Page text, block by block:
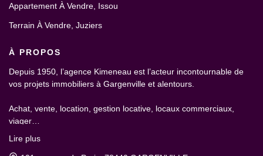
Appartement À Vendre, Issou
Terrain À Vendre, Juziers
À PROPOS
Depuis 1950, l’agence Kimeneau est l’acteur incontournable de
vos projets immobiliers à Gargenville et alentours.
Achat, vente, location, gestion locative, locaux commerciaux,
viager…
Lire plus